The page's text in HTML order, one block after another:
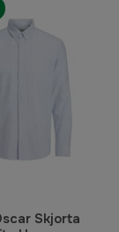
Skjorta